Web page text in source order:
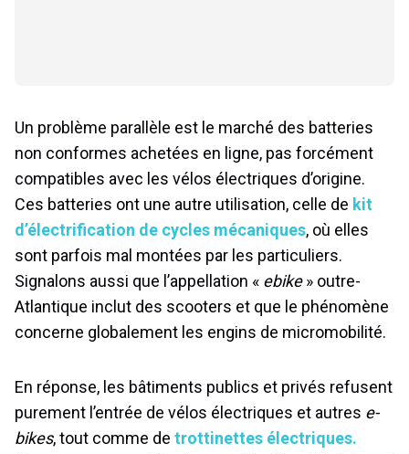
Un problème parallèle est le marché des batteries
non conformes achetées en ligne, pas forcément
compatibles avec les vélos électriques d’origine.
Ces batteries ont une autre utilisation, celle de kit
d’électrification de cycles mécaniques, où elles
sont parfois mal montées par les particuliers.
Signalons aussi que l’appellation « ebike» outre-
Atlantique inclut des scooters et que le phénomène
concerne globalement les engins de micromobilité.
En réponse, les bâtiments publics et privés refusent
purement l’entrée de vélos électriques et autres e-
bikes, tout comme de trottinettes électriques.